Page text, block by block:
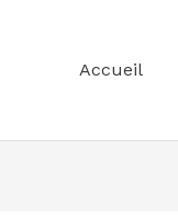
Accueil